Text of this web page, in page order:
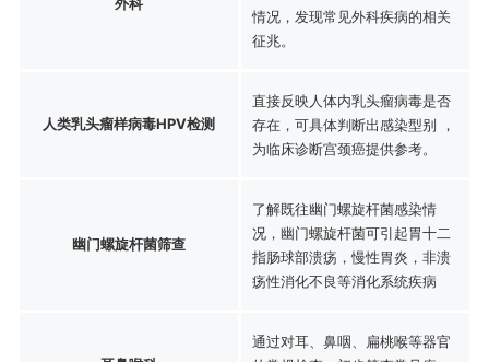
情况，发现常见外科疾病的相关
征兆。
人类乳头瘤样病毒HPV检测
直接反映人体内乳头瘤病毒是否
存在，可具体判断出感染型别 ，
为临床诊断宫颈癌提供参考。
幽门螺旋杆菌筛查
了解既往幽门螺旋杆菌感染情
况，幽门螺旋杆菌可引起胃十二
指肠球部溃疡，慢性胃炎，非溃
疡性消化不良等消化系统疾病
通过对耳、鼻咽、扁桃喉等器官